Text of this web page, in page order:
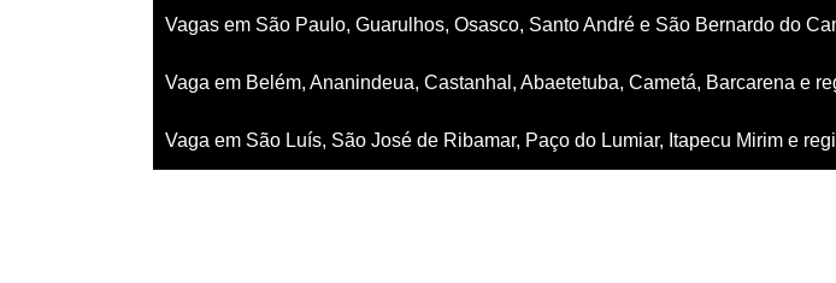
Vagas em São Paulo, Guarulhos, Osasco, Santo André e São Bernardo do
Vaga em Belém, Ananindeua, Castanhal, Abaetetuba, Cametá, Barcarena e
Vaga em São Luís, São José de Ribamar, Paço do Lumiar, Itapecu Mirim e